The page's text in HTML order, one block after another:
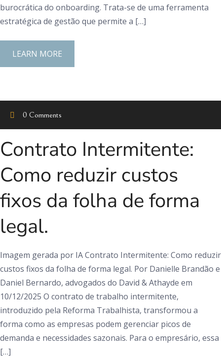
burocrática do onboarding. Trata-se de uma ferramenta
estratégica de gestão que permite a […]
LEARN MORE
0 Comments
Contrato Intermitente:
Como reduzir custos
fixos da folha de forma
legal.
Imagem gerada por IA Contrato Intermitente: Como reduzir
custos fixos da folha de forma legal. Por Danielle Brandão e
Daniel Bernardo, advogados do David & Athayde em
10/12/2025 O contrato de trabalho intermitente,
introduzido pela Reforma Trabalhista, transformou a
forma como as empresas podem gerenciar picos de
demanda e necessidades sazonais. Para o empresário, essa
[…]